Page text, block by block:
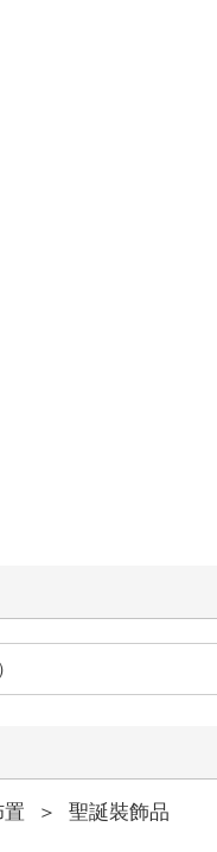
＞ 聖誕裝飾品